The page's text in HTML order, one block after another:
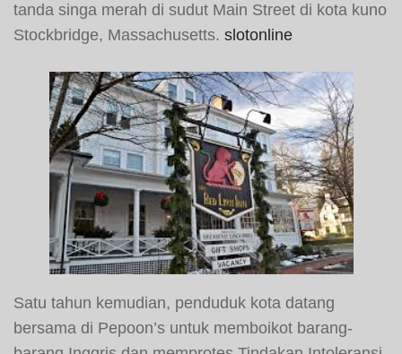
tanda singa merah di sudut Main Street di kota kuno
Stockbridge, Massachusetts. slotonline
Satu tahun kemudian, penduduk kota datang
bersama di Pepoon’s untuk memboikot barang-